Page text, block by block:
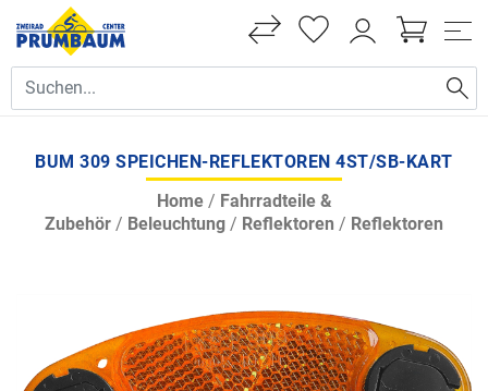
BUM 309 SPEICHEN-REFLEKTOREN 4ST/SB-KART
Home/ Fahrradteile &
Zubehör / Beleuchtung / Reflektoren / Reflektoren